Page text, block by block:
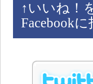
↑ いいね！
Facebook